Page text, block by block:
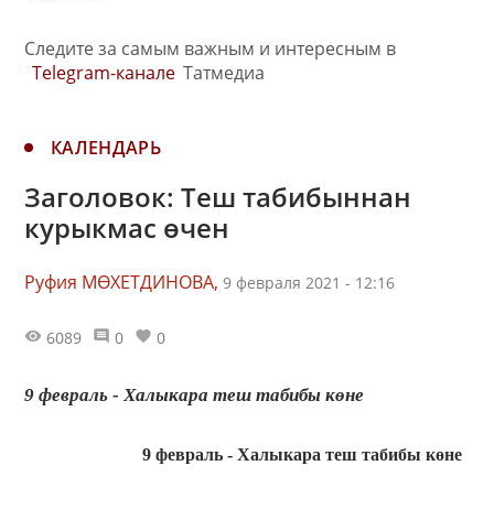
Следите за самым важным и интересным в
Telegram-канале Татмедиа
КАЛЕНДАРЬ
Заголовок: Теш табибыннан
курыкмас өчен
Руфия МӨХЕТДИНОВА, 9 февраля 2021 - 12:16
6089 0 0
9 февраль - Халыкара теш табибы көне
9 февраль - Халыкара теш табибы көне